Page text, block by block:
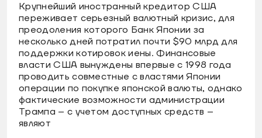
Крупнейший иностранный кредитор США
переживает серьезный валютный кризис, для
преодоления которого Банк Японии за
несколько дней потратил почти $90 млрд для
поддержки котировок иены. Финансовые
власти США вынуждены впервые с 1998 года
проводить совместные с властями Японии
операции по покупке японской валюты, однако
фактические возможности администрации
Трампа – с учетом доступных средств –
являют